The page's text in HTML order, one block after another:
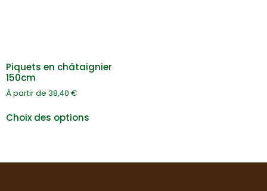
Piquets en châtaignier
150cm
À partir de 38,40 €
Choix des options